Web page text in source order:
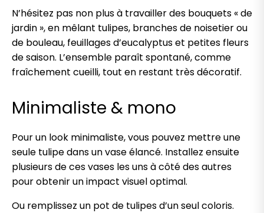
N’hésitez pas non plus à travailler des bouquets « de
jardin », en mêlant tulipes, branches de noisetier ou
de bouleau, feuillages d’eucalyptus et petites fleurs
de saison. L’ensemble paraît spontané, comme
fraîchement cueilli, tout en restant très décoratif.
Minimaliste & mono
Pour un look minimaliste, vous pouvez mettre une
seule tulipe dans un vase élancé. Installez ensuite
plusieurs de ces vases les uns à côté des autres
pour obtenir un impact visuel optimal.
Ou remplissez un pot de tulipes d’un seul coloris.